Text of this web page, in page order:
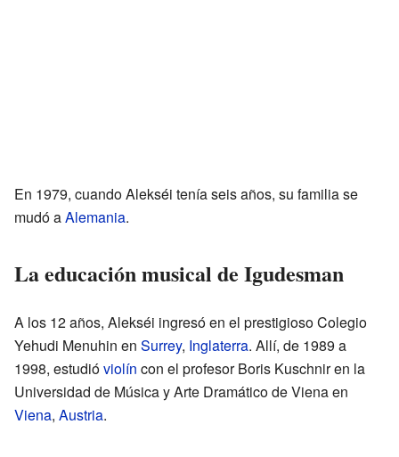
En 1979, cuando Alekséi tenía seis años, su familia se
mudó aAlemania.
La educación musical de Igudesman
A los 12 años, Alekséi ingresó en el prestigioso Colegio
Yehudi Menuhin en Surrey, Inglaterra. Allí, de 1989 a
1998, estudióviolín con el profesor Boris Kuschnir en la
Universidad de Música y Arte Dramático de Viena en
Viena, Austria.